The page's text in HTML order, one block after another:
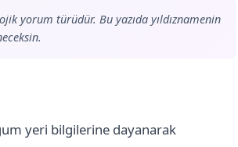
yorum türüdür. Bu yazıda yıldıznamenin
yeri bilgilerine dayanarak